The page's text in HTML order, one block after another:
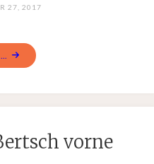
27, 2017
vorne